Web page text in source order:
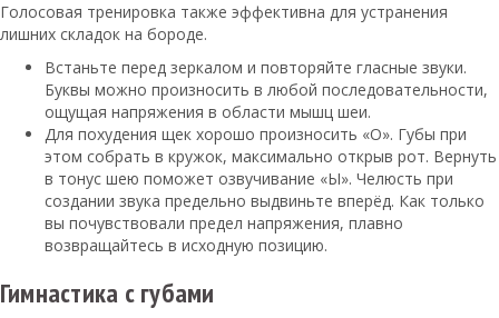
Голосовая тренировка также эффективна для устранения
лишних складок на бороде.
Встаньте перед зеркалом и повторяйте гласные звуки.
Буквы можно произносить в любой последовательности,
ощущая напряжения в области мышц шеи.
Для похудения щек хорошо произносить «О». Губы при
этом собрать в кружок, максимально открыв рот. Вернуть
в тонус шею поможет озвучивание «Ы». Челюсть при
создании звука предельно выдвиньте вперёд. Как только
вы почувствовали предел напряжения, плавно
возвращайтесь в исходную позицию.
Гимнастика с губами